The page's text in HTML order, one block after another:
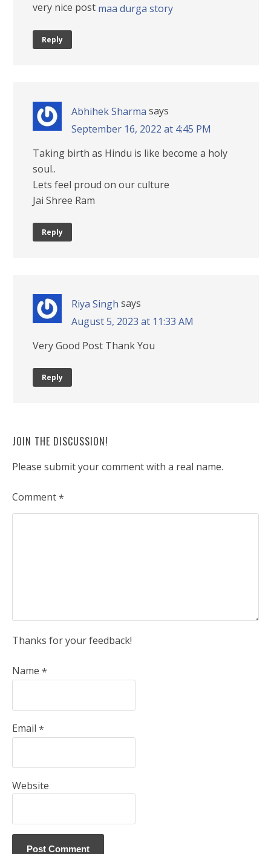
very nice post maa durga story
Reply
Abhihek Sharma says
September 16, 2022 at 4:45 PM
Taking birth as Hindu is like become a holy
soul..
Lets feel proud on our culture
Jai Shree Ram
Reply
Riya Singh says
August 5, 2023 at 11:33 AM
Very Good Post Thank You
Reply
JOIN THE DISCUSSION!
Please submit your comment with a real name.
Comment*
Thanks for your feedback!
Name *
Email *
Website